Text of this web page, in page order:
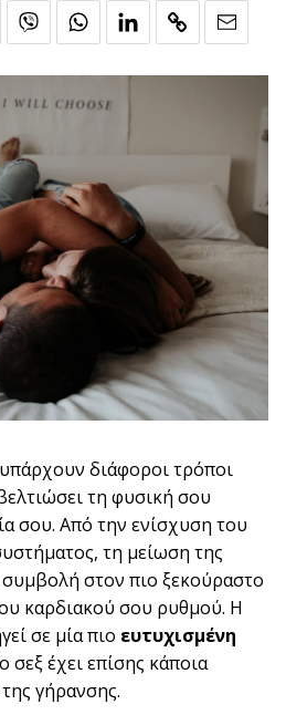
διάφοροι τρόποι
τη φυσική σου
σου. Από την ενίσχυση του
τη μείωση της
στον πιο ξεκούραστο
καρδιακού σου ρυθμού. Η
σε μία πιο ευτυχισμένη
σεξ έχει επίσης κάποια
γήρανσης.